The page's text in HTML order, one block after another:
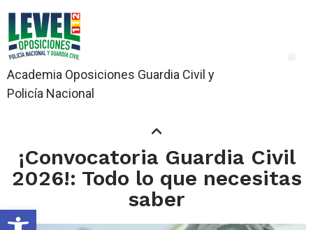
Abrir barra de herramientas
Academia Oposiciones Guardia Civil y
Policía Nacional
¡Convocatoria Guardia Civil
2026!: Todo lo que necesitas
saber